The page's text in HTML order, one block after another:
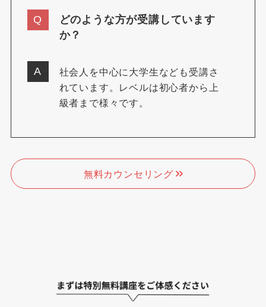
どのような方が受講しています
か？
社会人を中心に大学生なども受講さ
れています。レベルは初心者から上
級者まで様々です。
無料カウンセリング